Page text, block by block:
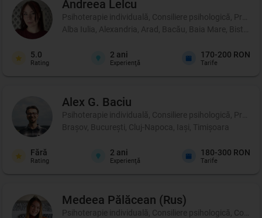
Andreea Lelcu
Psihoterapie individuală, Consiliere psihologică, Profil
Alba Iulia, Alexandria, Arad, Bacău, Baia Mare,
5.0
Rating
2 ani
Experienţă
170-200 RON
Tarife
Alex G. Baciu
Psihoterapie individuală, Consiliere psihologică, Profil
Brașov, București, Cluj-Napoca, Iași, Timișoara
Fără
Rating
2 ani
Experienţă
180-300 RON
Tarife
Medeea Pălăcean (Rus)
Psihoterapie individuală, Consiliere psihologică,